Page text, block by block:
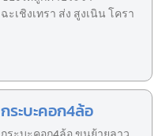
ฉะเชิงเทรา ส่ง สูงเนิน โครา
กระบะคอก4ล้อ